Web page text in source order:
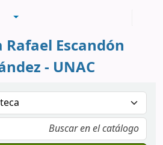
Escandón
- UNAC